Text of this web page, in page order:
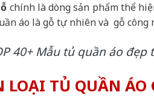
chính là dòng sản phẩm thể
áo là gỗ tự nhiên và gỗ công
40+ Mẫu tủ quần áo đẹp
LOẠI TỦ QUẦN ÁO